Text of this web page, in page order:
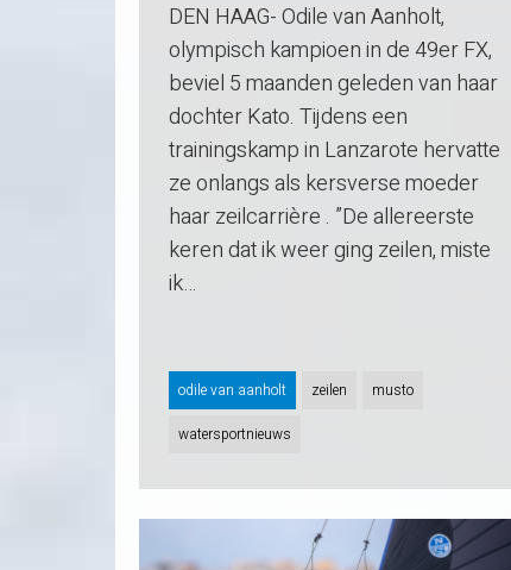
DEN HAAG- Odile van Aanholt,
olympisch kampioen in de 49er FX,
beviel 5 maanden geleden van haar
dochter Kato. Tijdens een
trainingskamp in Lanzarote hervatte
ze onlangs als kersverse moeder
haar zeilcarrière . ”De allereerste
keren dat ik weer ging zeilen, miste
ik…
odile van aanholt zeilen musto
watersportnieuws